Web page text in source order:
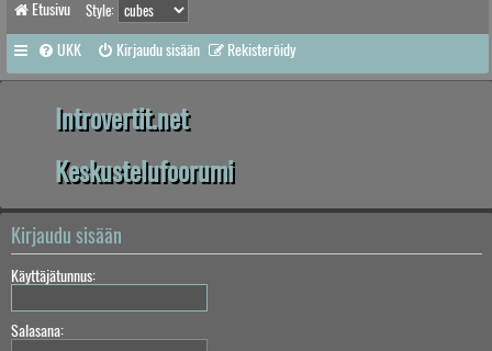
Etusivu Style:
UKK Kirjaudu sisään Rekisteröidy
Introvertit.net
Keskustelufoorumi
Kirjaudu sisään
Käyttäjätunnus:
Salasana: